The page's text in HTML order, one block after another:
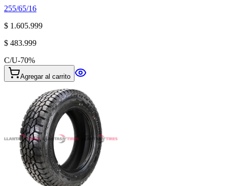
255/65/16
$ 1.605.999
$ 483.999
C/U-70%
Agregar al carrito